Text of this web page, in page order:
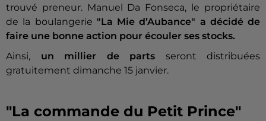
trouvé preneur. Manuel Da Fonseca, le propriétaire
de la boulangerie "La Mie d’Aubance" a décidé de
faire une bonne action pour écouler ses stocks.
Ainsi, un millier de parts seront distribuées
gratuitement dimanche 15 janvier.
"La commande du Petit Prince"